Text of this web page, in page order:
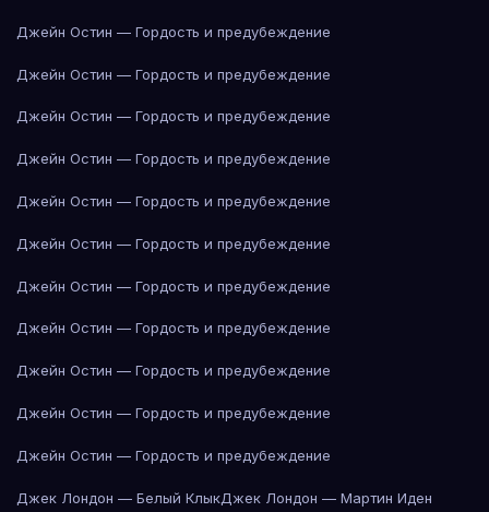
Джейн Остин — Гордость и предубеждение
Джейн Остин — Гордость и предубеждение
Джейн Остин — Гордость и предубеждение
Джейн Остин — Гордость и предубеждение
Джейн Остин — Гордость и предубеждение
Джейн Остин — Гордость и предубеждение
Джейн Остин — Гордость и предубеждение
Джейн Остин — Гордость и предубеждение
Джейн Остин — Гордость и предубеждение
Джейн Остин — Гордость и предубеждение
Джейн Остин — Гордость и предубеждение
Джек Лондон — Белый КлыкДжек Лондон — Мартин Иден